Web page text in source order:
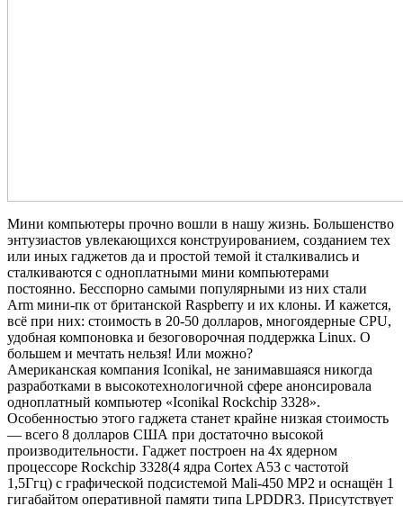
Мини компьютеры прочно вошли в нашу жизнь. Большенство
энтузиастов увлекающихся конструированием, созданием тех
или иных гаджетов да и простой темой it сталкивались и
сталкиваются с одноплатными мини компьютерами
постоянно. Бесспорно самыми популярными из них стали
Arm мини-пк от британской Raspberry и их клоны. И кажется,
всё при них: стоимость в 20-50 долларов, многоядерные CPU,
удобная компоновка и безоговорочная поддержка Linux. О
большем и мечтать нельзя! Или можно?
Американская компания Iconikal, не занимавшаяся никогда
разработками в высокотехнологичной сфере анонсировала
одноплатный компьютер «Iconikal Rockchip 3328».
Особенностью этого гаджета станет крайне низкая стоимость
— всего 8 долларов США при достаточно высокой
производительности. Гаджет построен на 4х ядерном
процессоре Rockchip 3328(4 ядра Cortex A53 с частотой
1,5Ггц) с графической подсистемой Mali-450 MP2 и оснащён 1
гигабайтом оперативной памяти типа LPDDR3. Присутствует